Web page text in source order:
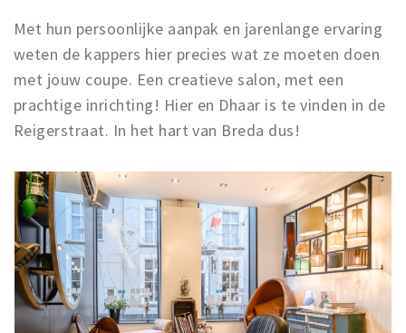
Met hun persoonlijke aanpak en jarenlange ervaring
weten de kappers hier precies wat ze moeten doen
met jouw coupe. Een creatieve salon, met een
prachtige inrichting! Hier en Dhaar is te vinden in de
Reigerstraat. In het hart van Breda dus!